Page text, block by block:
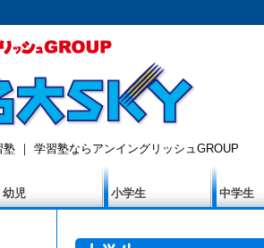
｜ 学習塾ならアンイングリッシュGROUP
幼児 小学生 中学生